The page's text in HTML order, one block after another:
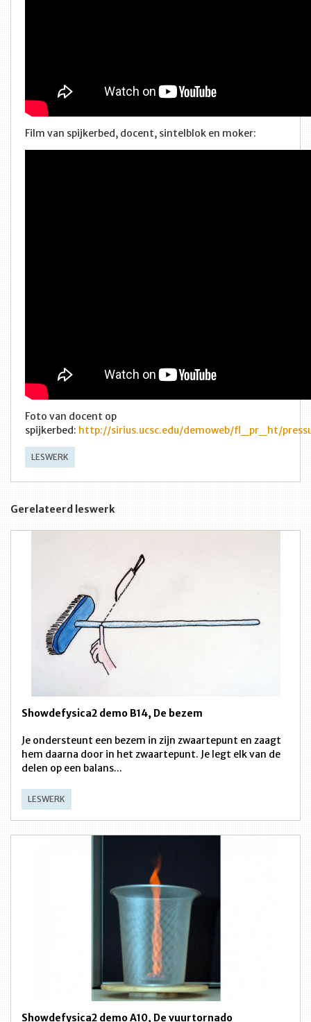
Film van spijkerbed, docent, sintelblok en moker:
Foto van docent op
spijkerbed: http://sirius.ucsc.edu/demoweb/fl_pr_ht/
LESWERK
Gerelateerd leswerk
Showdefysica2 demo B14, De bezem
Je ondersteunt een bezem in zijn zwaartepunt en zaagt
hem daarna door in het zwaartepunt. Je legt elk van de
delen op een balans...
LESWERK
Showdefysica2 demo A10, De vuurtornado